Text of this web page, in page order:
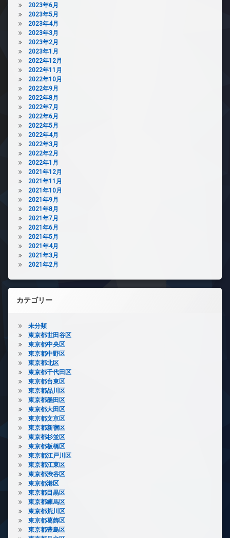
2023年6月
2023年5月
2023年4月
2023年3月
2023年2月
2023年1月
2022年12月
2022年11月
2022年10月
2022年9月
2022年8月
2022年7月
2022年6月
2022年5月
2022年4月
2022年3月
2022年2月
2022年1月
2021年12月
2021年11月
2021年10月
2021年9月
2021年8月
2021年7月
2021年6月
2021年5月
2021年4月
2021年3月
2021年2月
カテゴリー
未分類
東京都世田谷区
東京都中央区
東京都中野区
東京都北区
東京都千代田区
東京都台東区
東京都品川区
東京都墨田区
東京都大田区
東京都文京区
東京都新宿区
東京都杉並区
東京都板橋区
東京都江戸川区
東京都江東区
東京都渋谷区
東京都港区
東京都目黒区
東京都練馬区
東京都荒川区
東京都葛飾区
東京都豊島区